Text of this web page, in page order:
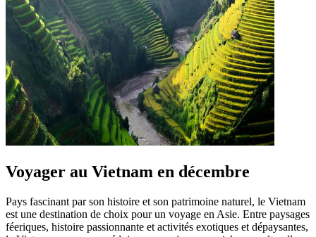
Voyager au Vietnam en décembre
Pays fascinant par son histoire et son patrimoine naturel, le Vietnam
est une destination de choix pour un voyage en Asie. Entre paysages
féeriques, histoire passionnante et activités exotiques et dépaysantes,